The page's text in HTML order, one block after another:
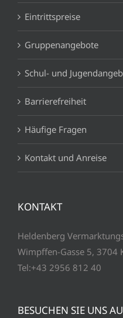
Eintrittspreise
Gruppenangebote
Schul- und
Barrierefreiheit
Häufige Fragen
Kontakt und Anreise
KONTAKT
Heldenberg
Wimpffen-Gasse 5, 3704
Tel:+43 2956 812 40
BESUCHEN SIE UNS